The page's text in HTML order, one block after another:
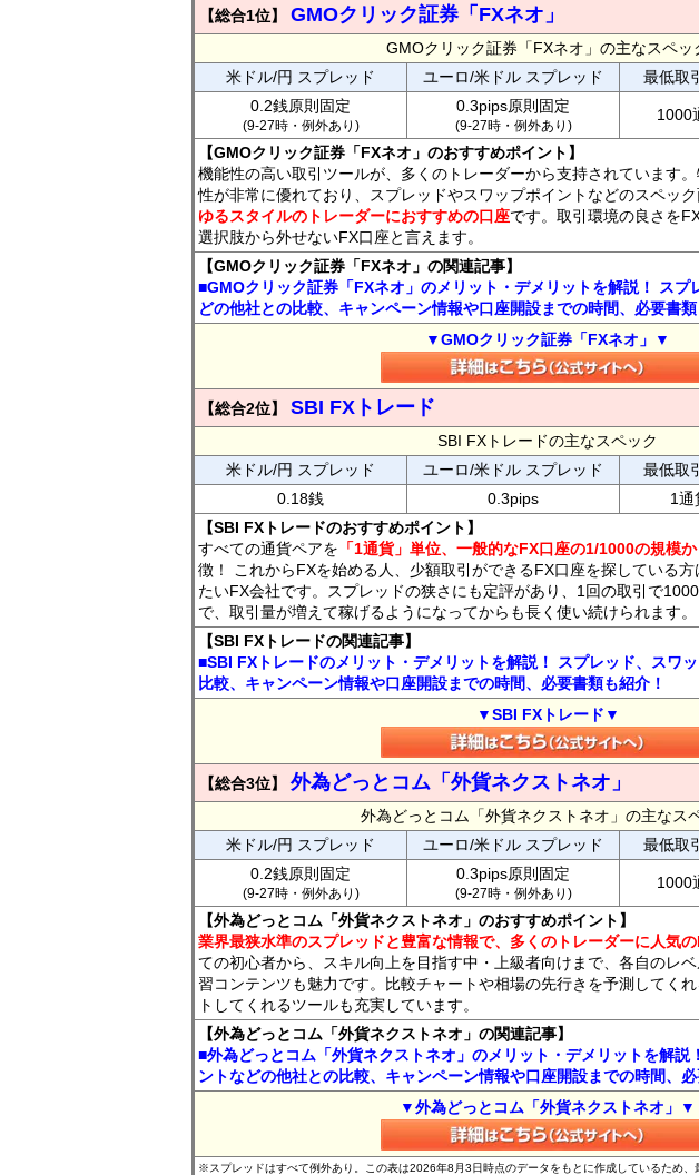
【総合1位】 GMOクリック証券「FXネオ」
GMOクリック証券「FXネオ」の主なスペッ
米ドル/円 スプレッド
ユーロ/米ドル スプレッド 最低取
0.2銭原則固定
(9-27時・例外あり)
0.3pips原則固定
(9-27時・例外あり)
1000
【GMOクリック証券「FXネオ」のおすすめポイント】
機能性の高い取引ツールが、多くのトレーダーから支持されています
性が非常に優れており、スプレッドやスワップポイントなどのスペック
ゆるスタイルのトレーダーにおすすめの口座です。取引環境の良さを
選択肢から外せないFX口座と言えます。
【GMOクリック証券「FXネオ」の関連記事】
■GMOクリック証券「FXネオ」のメリット・デメリットを解説！ スプ
どの他社との比較、キャンペーン情報や口座開設までの時間、必要書類
▼GMOクリック証券「FXネオ」▼
【総合2位】 SBI FXトレード
SBI FXトレードの主なスペック
米ドル/円 スプレッド
ユーロ/米ドル スプレッド 最低取
0.18銭
0.3pips 1通
【SBI FXトレードのおすすめポイント】
すべての通貨ペアを 「1通貨」単位、一般的なFX口座の1/1000の規模
徴！ これからFXを始める人、少額取引ができるFX口座を探している
たいFX会社です。スプレッドの狭さにも定評があり、1回の取引で
で、取引量が増えて稼げるようになってからも長く使い続けられます。
【SBI FXトレードの関連記事】
■SBI FXトレードのメリット・デメリットを解説！ スプレッド、スワ
比較、キャンペーン情報や口座開設までの時間、必要書類も紹介！
▼SBI FXトレード▼
【総合3位】 外為どっとコム「外貨ネクストネオ」
外為どっとコム「外貨ネクストネオ」の主なス
米ドル/円 スプレッド
ユーロ/米ドル スプレッド 最低取
0.2銭原則固定
(9-27時・例外あり)
0.3pips原則固定
(9-27時・例外あり)
1000
【外為どっとコム「外貨ネクストネオ」のおすすめポイント】
業界最狭水準のスプレッドと豊富な情報で、多くのトレーダーに人気
ての初心者から、スキル向上を目指す中・上級者向けまで、各自のレ
習コンテンツも魅力です。比較チャートや相場の先行きを予測してく
トしてくれるツールも充実しています。
【外為どっとコム「外貨ネクストネオ」の関連記事】
■外為どっとコム「外貨ネクストネオ」のメリット・デメリットを解説
ントなどの他社との比較、キャンペーン情報や口座開設までの時間、必
▼外為どっとコム「外貨ネクストネオ」▼
※スプレッドはすべて例外あり。この表は2026年8月3日時点のデータをもとに作成しているため、